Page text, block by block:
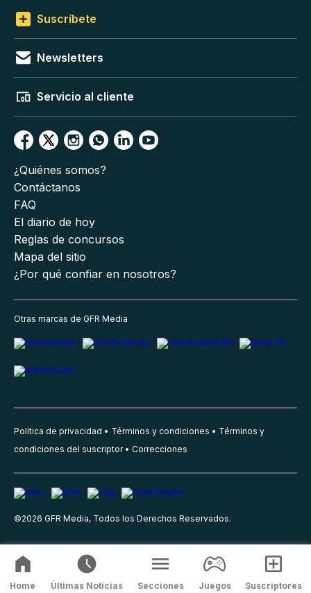
Suscríbete
Newsletters
Servicio al cliente
¿Quiénes somos?
Contáctanos
FAQ
El diario de hoy
Reglas de concursos
Mapa del sitio
¿Por qué confiar en nosotros?
Otras marcas de GFR Media
Política de privacidad Términos y condiciones
Términos y
condiciones del suscriptor
Correcciones
©2026 GFR Media, Todos los Derechos Reservados.
Home Últimas Noticias Secciones Juegos Suscriptores